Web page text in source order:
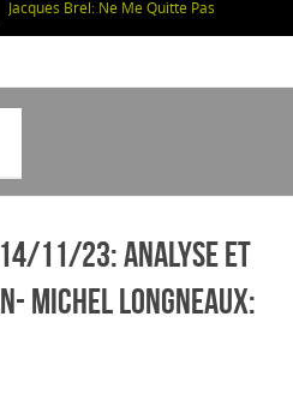
Jacques Brel: Ne Me Quitte Pas
11/23: Analyse et
Michel Longneaux: